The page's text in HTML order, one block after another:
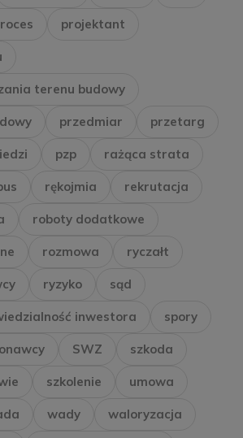
projektant
terenu budowy
przedmiar przetarg
pzp rażąca strata
rękojmia rekrutacja
roboty dodatkowe
rozmowa ryczałt
ryzyko sąd
inwestora spory
SWZ szkoda
szkolenie umowa
wady waloryzacja